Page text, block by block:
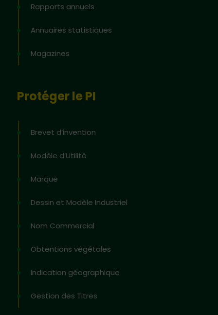
Rapports annuels
Annuaires statistiques
Magazines
Protéger le PI
Brevet d’invention
Modèle d’Utilité
Marque
Dessin et Modèle Industriel
Nom Commercial
Obtentions végétales
Indication géographique
Gestion des Titres